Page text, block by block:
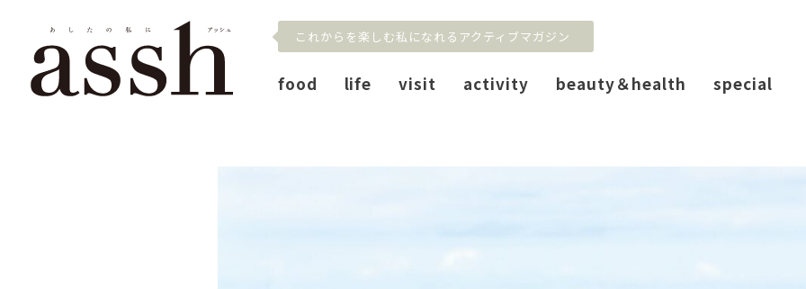
これからを楽しむ私になれるアクティブマガジン
food life visit activity beauty＆health special